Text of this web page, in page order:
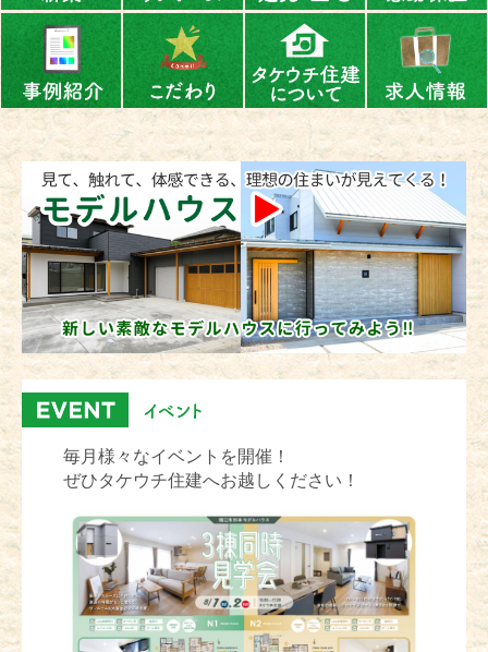
毎月様々なイベントを開催！
ぜひタケウチ住建へお越しください！